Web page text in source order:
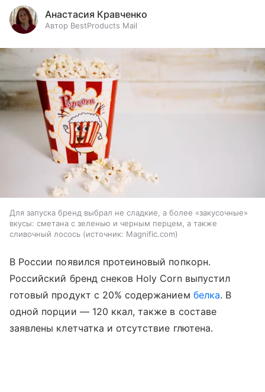
Анастасия Кравченко
Автор BestProducts Mail
Для запуска бренд выбрал не сладкие, а более «закусочные»
вкусы: сметана с зеленью и черным перцем, а также
сливочный лосось
источник: Magnific.com
В России появился протеиновый попкорн.
Российский бренд снеков Holy Corn выпустил
готовый продукт с 20% содержанием белка. В
одной порции — 120 ккал, также в составе
заявлены клетчатка и отсутствие глютена.